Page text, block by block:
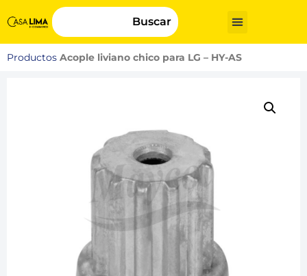
Buscar
Productos Acople liviano chico para LG – HY-AS